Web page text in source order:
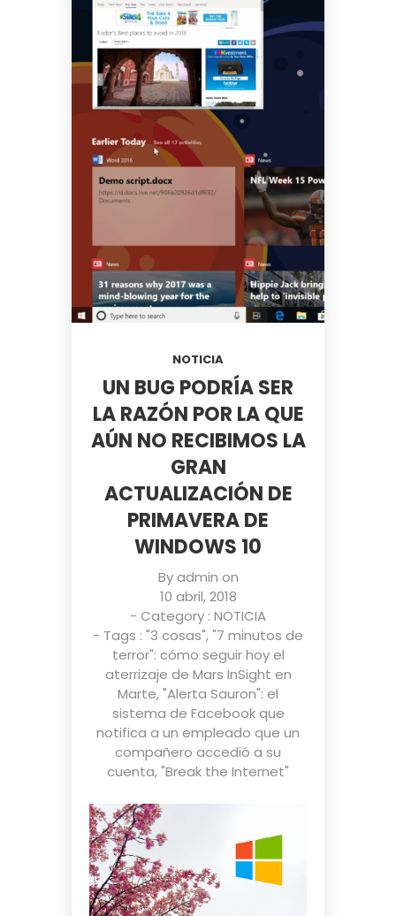
NOTICIA
UN BUG PODRÍA SER
LA RAZÓN POR LA QUE
AÚN NO RECIBIMOS LA
GRAN
ACTUALIZACIÓN DE
PRIMAVERA DE
WINDOWS 10
Byadmin on
10 abril, 2018
- Category : NOTICIA
- Tags : "3 cosas","7 minutos de
terror": cómo seguir hoy el
aterrizaje de Mars InSight en
Marte,"Alerta Sauron": el
sistema de Facebook que
notifica a un empleado que un
compañero accedió a su
cuenta,"Break the Internet"